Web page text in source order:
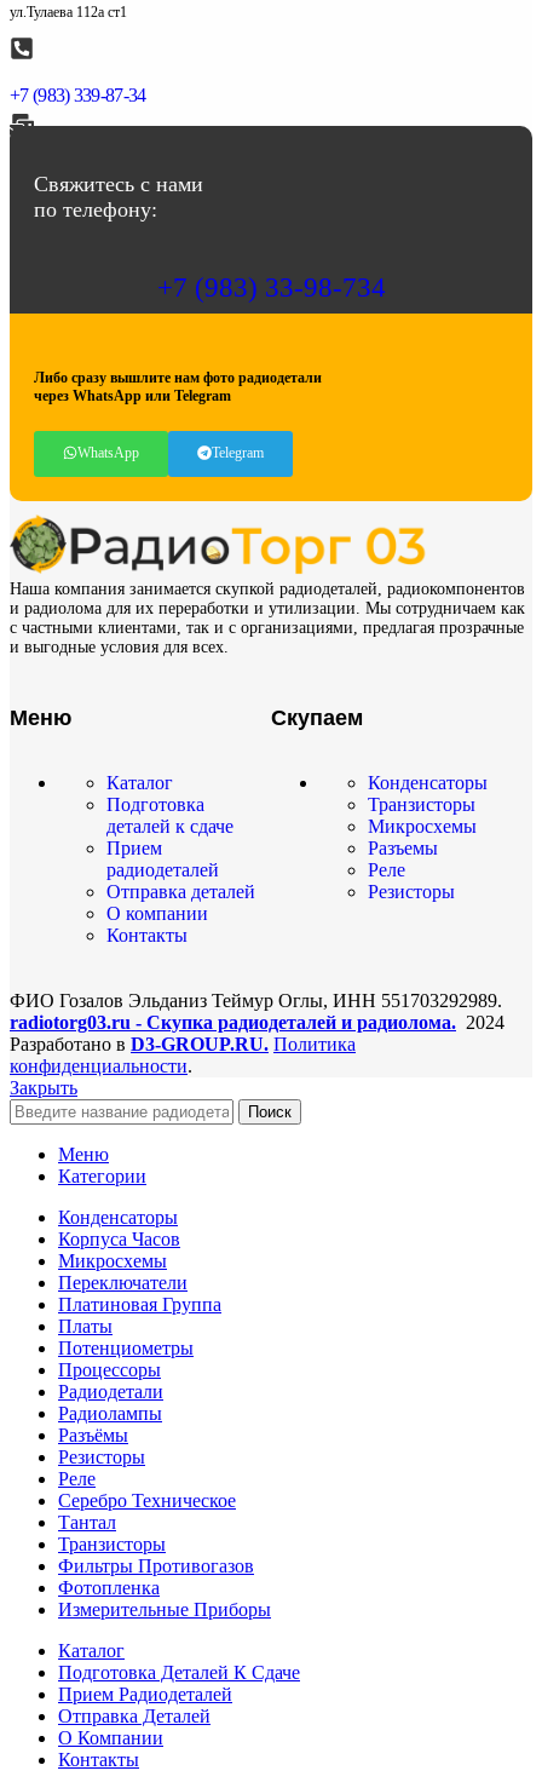
ул.Тулаева 112а ст1
+7 (983) 339-87-34
Свяжитесь с нами
по телефону:
+7 (983) 33-98-734
Либо сразу вышлите нам фото радиодетали
через WhatsApp или Telegram
WhatsApp Telegram
Наша компания занимается скупкой радиодеталей, радиокомпонентов
и радиолома для их переработки и утилизации. Мы сотрудничаем как
с частными клиентами, так и с организациями, предлагая прозрачные
и выгодные условия для всех.
Меню
Каталог
Подготовка
деталей к сдаче
Прием
радиодеталей
Отправка деталей
О компании
Контакты
Скупаем
Конденсаторы
Транзисторы
Микросхемы
Разъемы
Реле
Резисторы
ФИО Гозалов Эльданиз Теймур Оглы, ИНН 551703292989.
radiotorg03.ru - Скупка радиодеталей и радиолома. 2024
Разработано в D3-GROUP.RU. Политика
конфиденциальности.
Закрыть
Поиск
Меню
Категории
Конденсаторы
Корпуса Часов
Микросхемы
Переключатели
Платиновая Группа
Платы
Потенциометры
Процессоры
Радиодетали
Радиолампы
Разъёмы
Резисторы
Реле
Серебро Техническое
Тантал
Транзисторы
Фильтры Противогазов
Фотопленка
Измерительные Приборы
Каталог
Подготовка Деталей К Сдаче
Прием Радиодеталей
Отправка Деталей
О Компании
Контакты